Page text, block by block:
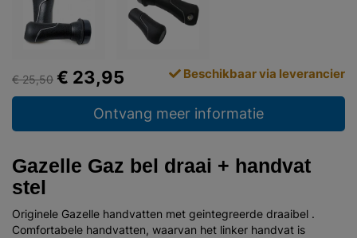
€ 25,50 € 23,95 Beschikbaar via leverancier
Ontvang meer informatie
Gazelle Gaz bel draai + handvat
stel
Originele Gazelle handvatten met geintegreerde draaibel .
Comfortabele handvatten, waarvan het linker handvat is